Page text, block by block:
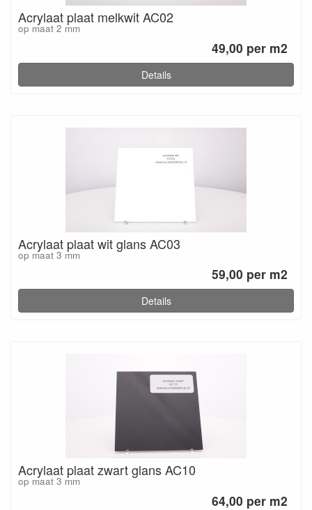
Acrylaat plaat melkwit AC02
op maat 2 mm
49,00 per m2
Details
Acrylaat plaat wit glans AC03
op maat 3 mm
59,00 per m2
Details
Acrylaat plaat zwart glans AC10
op maat 3 mm
64,00 per m2